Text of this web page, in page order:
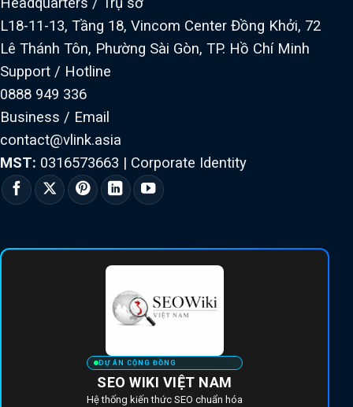
L18-11-13, Tầng 18, Vincom Center Đồng Khởi, 72
Lê Thánh Tôn, Phường Sài Gòn, TP. Hồ Chí Minh
Support / Hotline
0888 949 336
Business / Email
contact@vlink.asia
MST: 0316573663 | Corporate Identity
DỰ ÁN CỘNG ĐỒNG
SEO WIKI VIỆT NAM
Hệ thống kiến thức SEO chuẩn hóa